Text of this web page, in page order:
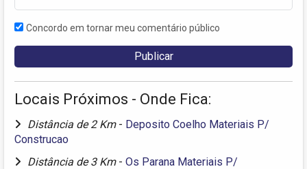
Concordo em tornar meu comentário público
Locais Próximos - Onde Fica:
Distância de 2 Km - Deposito Coelho Materiais P/
Construcao
Distância de 3 Km - Os Parana Materiais P/